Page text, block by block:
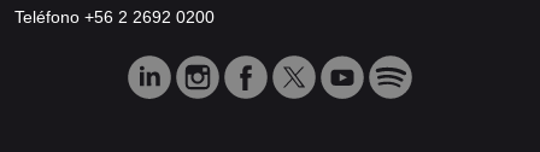
Teléfono +56 2 2692 0200